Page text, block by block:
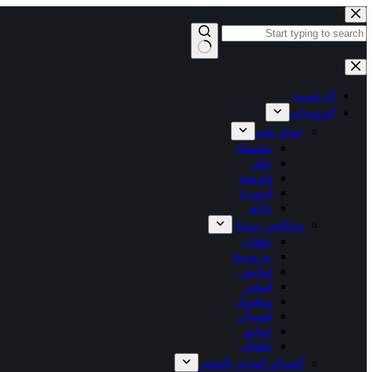
التجاوز
إلى
المحتوى
نتائج
الرئيسية
المنتجات
جولد بليتد
سلسلة
حلق
غويشة
أسورة
خاتم
ستانلس ستيل
حلقان
بيرسينج
غوايش
أساور
سلاسل
أنسيال
خواتم
خلخال
أقسام العناية بالشعر